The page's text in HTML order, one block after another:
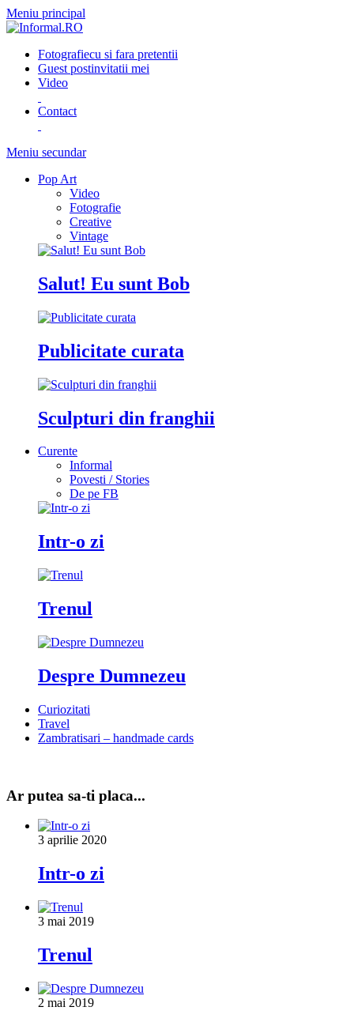
Meniu principal
Fotografiecu si fara pretentii
Guest postinvitatii mei
Video
Contact
Meniu secundar
Pop Art
Video
Fotografie
Creative
Vintage
Salut! Eu sunt Bob
Publicitate curata
Sculpturi din franghii
Curente
Informal
Povesti / Stories
De pe FB
Intr-o zi
Trenul
Despre Dumnezeu
Curiozitati
Travel
Zambratisari – handmade cards
Ar putea sa-ti placa...
3 aprilie 2020
Intr-o zi
3 mai 2019
Trenul
2 mai 2019